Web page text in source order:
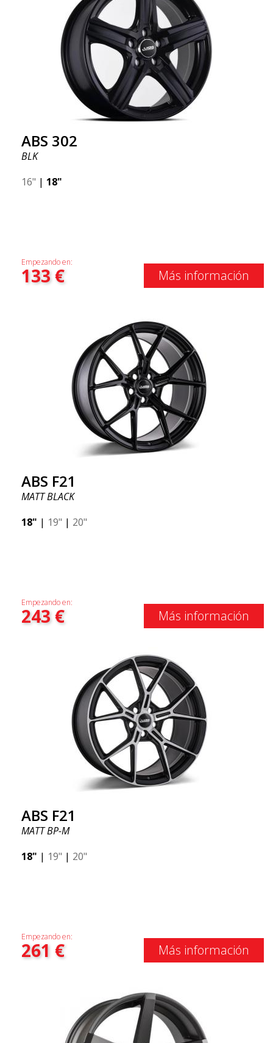
ABS 302
BLK
16" | 18"
Empezando en:
133€ Más información
ABS F21
MATT BLACK
18" | 19" | 20"
Empezando en:
243€ Más información
ABS F21
MATT BP-M
18" | 19" | 20"
Empezando en:
261 € Más información